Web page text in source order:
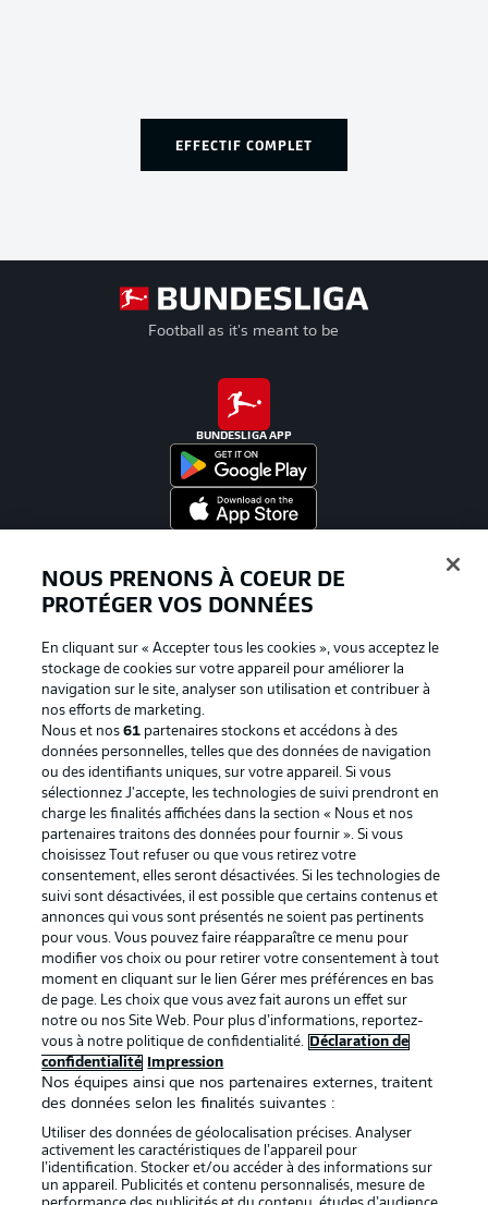
EFFECTIF COMPLET
Football as it's meant to be
BUNDESLIGA APP
La publicité Conditions d’utilisation des
Mentions Légales Gérer mes préférences
Déclaration de
confidentialité
Diffuseurs
Travaux Contact
Impression Joueurs
NOUS PRENONS À COEUR DE
PROTÉGER VOS DONNÉES
En cliquant sur « Accepter tous les cookies », vous acceptez le
stockage de cookies sur votre appareil pour améliorer la
navigation sur le site, analyser son utilisation et contribuer à
nos efforts de marketing.
Nous et nos61 partenaires stockons et accédons à des
données personnelles, telles que des données de navigation
ou des identifiants uniques, sur votre appareil. Si vous
sélectionnez J'accepte, les technologies de suivi prendront en
charge les finalités affichées dans la section « Nous et nos
partenaires traitons des données pour fournir ». Si vous
choisissez Tout refuser ou que vous retirez votre
consentement, elles seront désactivées. Si les technologies de
suivi sont désactivées, il est possible que certains contenus et
annonces qui vous sont présentés ne soient pas pertinents
pour vous. Vous pouvez faire réapparaître ce menu pour
modifier vos choix ou pour retirer votre consentement à tout
moment en cliquant sur le lien Gérer mes préférences en bas
de page. Les choix que vous avez fait aurons un effet sur
notre ou nos Site Web. Pour plus d’informations, reportez-
vous à notre politique de confidentialité.
Déclaration de
confidentialité
Impression
Nos équipes ainsi que nos partenaires externes, traitent
des données selon les finalités suivantes :
Utiliser des données de géolocalisation précises. Analyser
activement les caractéristiques de l’appareil pour
l’identification. Stocker et/ou accéder à des informations sur
un appareil. Publicités et contenu personnalisés, mesure de